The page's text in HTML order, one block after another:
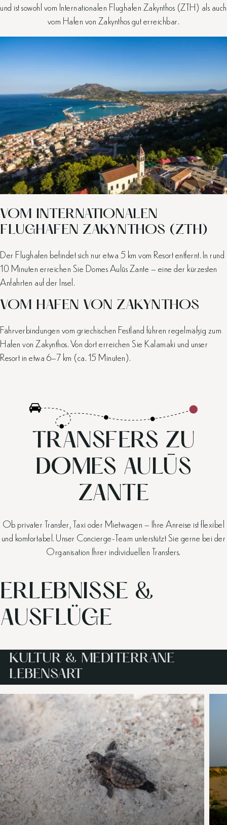
und ist sowohl vom Internationalen Flughafen Zakynthos (ZTH) als auch
vom Hafen von Zakynthos gut erreichbar.
VOM INTERNATIONALEN
FLUGHAFEN ZAKYNTHOS (ZTH)
Der Flughafen befindet sich nur etwa 5 km vom Resort entfernt. In rund
10 Minuten erreichen Sie Domes Aulūs Zante – eine der kürzesten
Anfahrten auf der Insel.
VOM HAFEN VON ZAKYNTHOS
Fährverbindungen vom griechischen Festland führen regelmäßig zum
Hafen von Zakynthos. Von dort erreichen Sie Kalamaki und unser
Resort in etwa 6–7 km (ca. 15 Minuten).
TRANSFERS ZU
DOMES AULŪS
ZANTE
Ob privater Transfer, Taxi oder Mietwagen – Ihre Anreise ist flexibel
und komfortabel. Unser Concierge-Team unterstützt Sie gerne bei der
Organisation Ihrer individuellen Transfers.
ERLEBNISSE &
AUSFLÜGE
KULTUR & MEDITERRANE
LEBENSART